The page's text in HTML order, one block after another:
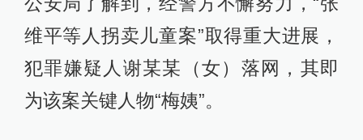
维平等人拐卖儿童案”取得重大进展，
犯罪嫌疑人谢某某（女）落网，其即
为该案关键人物“梅姨”。